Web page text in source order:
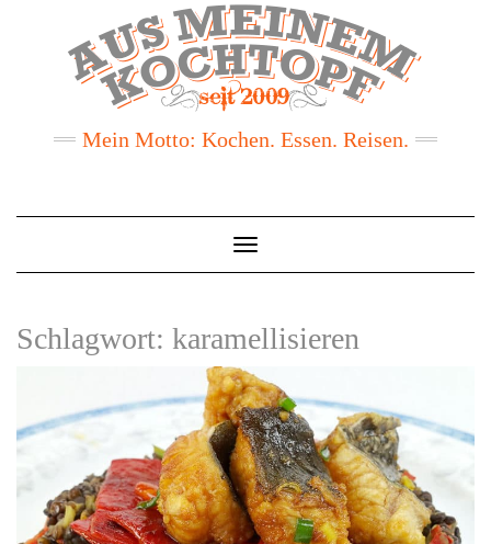
Mein Motto: Kochen. Essen. Reisen.
Toggle
Navigation
Schlagwort: karamellisieren